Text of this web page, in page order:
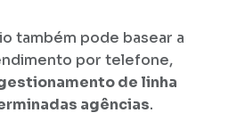
também pode basear a
por telefone,
de linha
agências.